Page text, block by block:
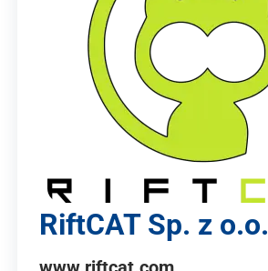
RiftCAT Sp. z o.o.